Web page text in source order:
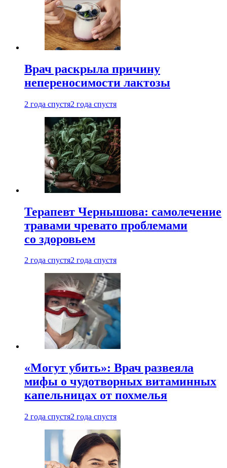
Врач раскрыла причину
непереносимости лактозы
2 года спустя2 года спустя
Терапевт Чернышова: самолечение
травами чревато проблемами
со здоровьем
2 года спустя2 года спустя
«Могут убить»: Врач развеяла
мифы о чудотворных витаминных
капельницах от похмелья
2 года спустя2 года спустя